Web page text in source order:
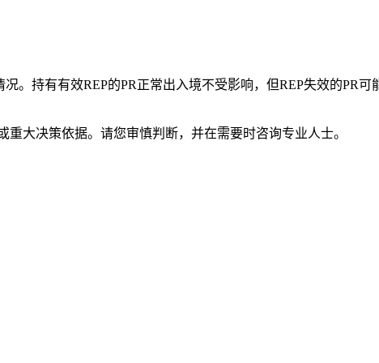
。持有有效REP的PR正常出入境不受影响，但REP失效的PR可
大决策依据。请您审慎判断，并在需要时咨询专业人士。